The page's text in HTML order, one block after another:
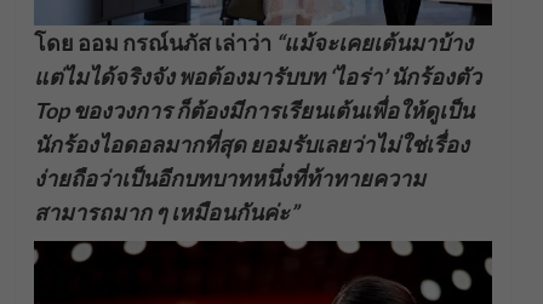
โดย ออม กรณ์นภัส เล่าว่า “แม้จะเคยเต้นมาบ้าง
แต่ไมได้จริงจัง พอต้องมารับบท ‘ไอร่า’ นักร้องตัว
Top ของวงการ ก็ต้องมีการเรียนเต้นเพื่อให้ดูเป็น
นักร้องไอดอลมากที่สุด ยอมรับเลยว่าไม่ใช่เรื่อง
ง่ายถือว่าเป็นอีกบทบาทหนึ่งที่ท้าทายความ
สามารถมาก ๆ เหมือนกันค่ะ”